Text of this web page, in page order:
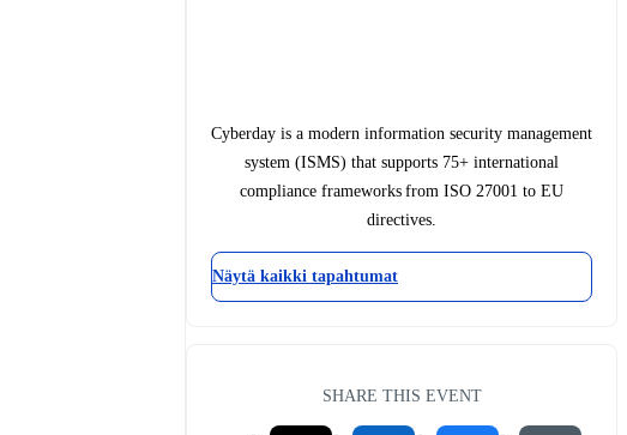
Cyberday is a modern information security management
system (ISMS) that supports 75+ international
compliance frameworks from ISO 27001 to EU
directives.
Näytä kaikki tapahtumat
SHARE THIS EVENT